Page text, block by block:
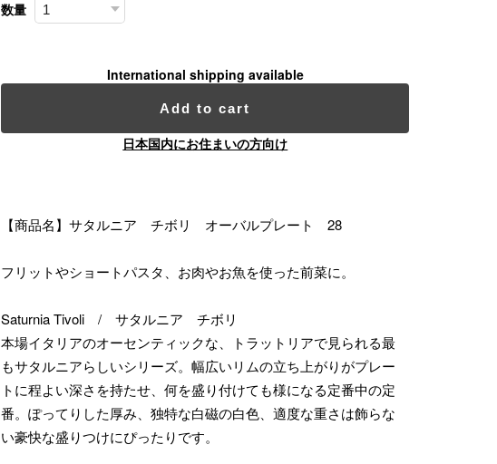
数量
International shipping available
Add to cart
日本国内にお住まいの方向け
【商品名】サタルニア チボリ オーバルプレート 28
フリットやショートパスタ、お肉やお魚を使った前菜に。
Saturnia Tivoli / サタルニア チボリ
本場イタリアのオーセンティックな、トラットリアで見られる最
もサタルニアらしいシリーズ。幅広いリムの立ち上がりがプレー
トに程よい深さを持たせ、何を盛り付けても様になる定番中の定
番。ぽってりした厚み、独特な白磁の白色、適度な重さは飾らな
い豪快な盛りつけにぴったりです。